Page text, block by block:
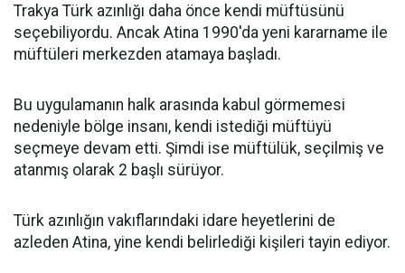
Trakya Türk azınlığı daha önce kendi müftüsünü
seçebiliyordu. Ancak Atina 1990'da yeni kararname ile
müftüleri merkezden atamaya başladı.
Bu uygulamanın halk arasında kabul görmemesi
nedeniyle bölge insanı, kendi istediği müftüyü
seçmeye devam etti. Şimdi ise müftülük, seçilmiş ve
atanmış olarak 2 başlı sürüyor.
Türk azınlığın vakıflarındaki idare heyetlerini de
azleden Atina, yine kendi belirlediği kişileri tayin ediyor.